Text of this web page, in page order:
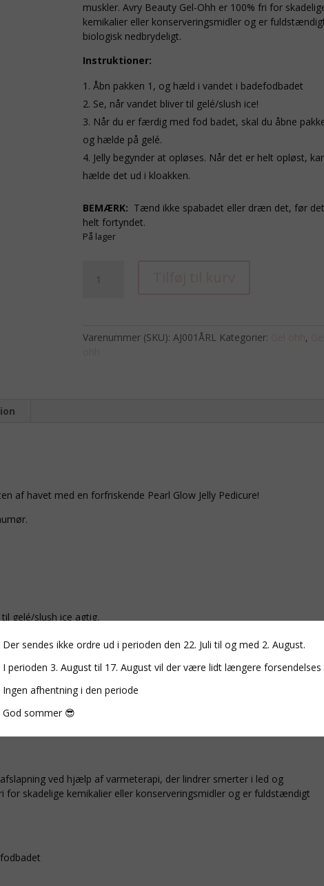
muskler. Avry Beauty Gel-Ohh er 100% fri for
kemikalier eller konserveringsmidler og er
biologisk nedbrydeligt.
Instruktioner:
Åbn pakken 1, og hæld i vandet i badefodbadet
Se, når vandet bliver til gelé/slush ice!
Når du er færdig med fod badet, skal du åbne
og hælde på gelé.
Jelly begynder at opløses. Når det er helt opløst,
hælde det ud i kloakken.
BEMÆRK: Tænd ikke spabadet eller dræn det, før
helt fortyndet.
På lager
ohh
Bad
Varenummer (SKU):AJ001ÅRL Kategorier: ,
af ​​havet med en forfriskende Pearl Glow Jelly Pedicure!
gelé/slush ice agtig.
kan dræne.
varmt vand 5 gange længere end vand alene)
ved hjælp af varmeterapi, der lindrer smerter i led og
for skadelige kemikalier eller konserveringsmidler og er fuldstændigt
Der sendes ikke ordre ud i perioden den 22. Juli til og med 2. August.
I perioden 3. August til 17. August vil der være lidt længere forsendelses
Ingen afhentning i den periode
God sommer 😎